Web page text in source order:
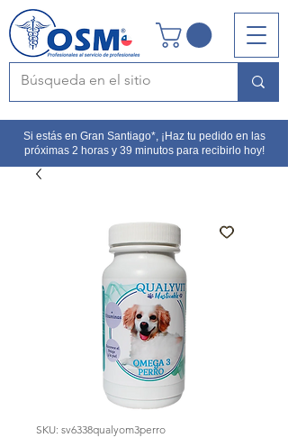
Si estás en Gran Santiago*, ¡Haz tu pedido en las
próximas 2 horas y 39 minutos para recibirlo hoy!
SKU: sv6338qualyom3perro